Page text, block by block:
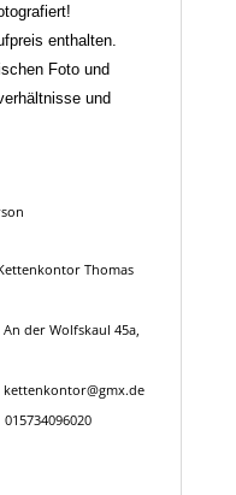
enthalten.
Foto und
und
Thomas
An der Wolfskaul 45a,
kettenkontor@gmx.de
015734096020